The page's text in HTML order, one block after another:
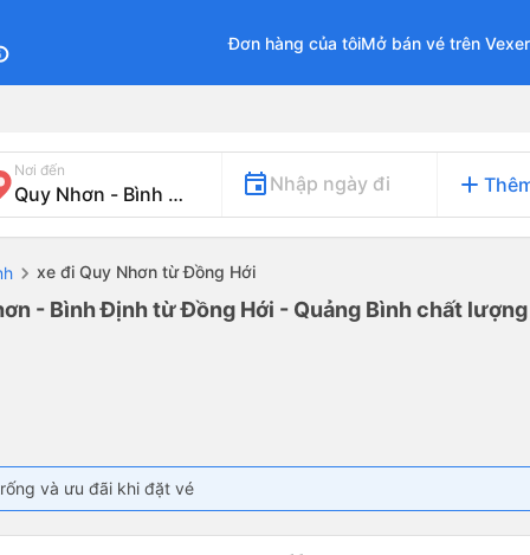
Đơn hàng của tôiMở bán vé trên
Nơi đến
Nhập ngày đi add
xe đi Quy Nhơn từ Đồng Hới
- Bình Định từ Đồng Hới - Quảng Bình chất
và ưu đãi khi đặt vé